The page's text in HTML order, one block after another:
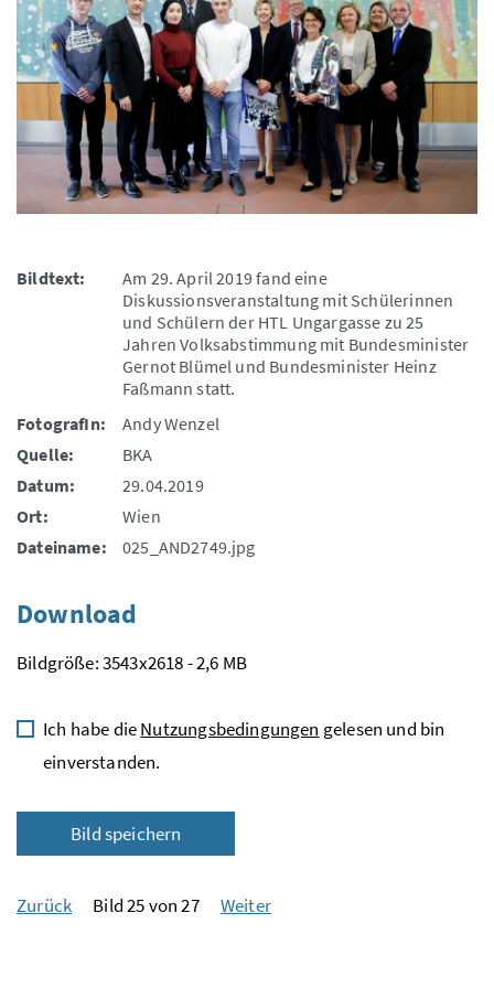
Bildtext:
Am 29. April 2019 fand eine
Diskussionsveranstaltung mit Schülerinnen
und Schülern der HTL Ungargasse zu 25
Jahren Volksabstimmung mit Bundesminister
Gernot Blümel und Bundesminister Heinz
Faßmann statt.
FotografIn:
Andy Wenzel
Quelle:
BKA
Datum:
29.04.2019
Ort:
Wien
Dateiname:
025_AND2749.jpg
Download
Bildgröße: 3543x2618 - 2,6 MB
Ich habe dieNutzungsbedingungen gelesen und bin
einverstanden.
Bild speichern
Zurück Bild 25 von 27 Weiter